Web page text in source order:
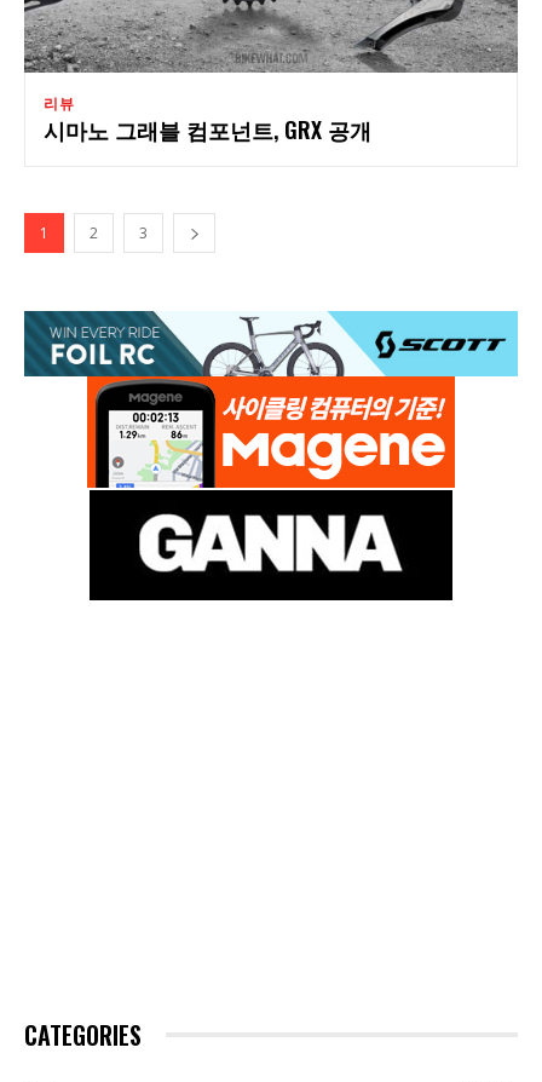
리뷰
시마노 그래블 컴포넌트, GRX 공개
1 2 3
CATEGORIES